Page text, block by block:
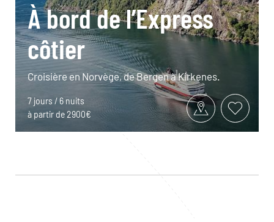
À bord de l’Express
côtier
Croisière en Norvège, de Bergen à Kirkenes.
7 jours / 6 nuits
à partir de 2900€